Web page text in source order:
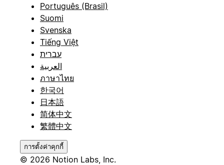
Português (Brasil)
Suomi
Svenska
Tiếng Việt
עברית
العربية
ภาษาไทย
한국어
日本語
简体中文
繁體中文
การตั้งค่าคุกกี้
© 2026 Notion Labs, Inc.